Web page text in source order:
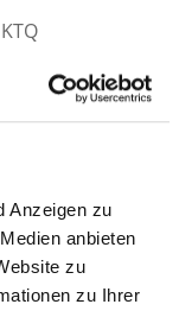
Anzeigen zu
anbieten
zu
zu Ihrer
3-jährig